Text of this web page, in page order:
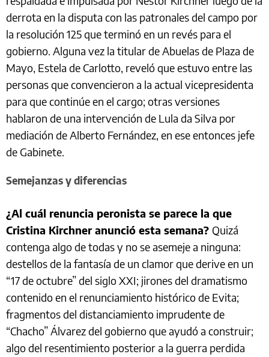
derrota en la disputa con las patronales del campo por
la resolución 125 que terminó en un revés para el
gobierno. Alguna vez la titular de Abuelas de Plaza de
Mayo, Estela de Carlotto, reveló que estuvo entre las
personas que convencieron a la actual vicepresidenta
para que continúe en el cargo; otras versiones
hablaron de una intervención de Lula da Silva por
mediación de Alberto Fernández, en ese entonces jefe
de Gabinete.
Semejanzas y diferencias
¿Al cuál renuncia peronista se parece la que
Cristina Kirchner anunció esta semana? Quizá
contenga algo de todas y no se asemeje a ninguna:
destellos de la fantasía de un clamor que derive en un
“17 de octubre” del siglo XXI; jirones del dramatismo
contenido en el renunciamiento histórico de Evita;
fragmentos del distanciamiento imprudente de
“Chacho” Álvarez del gobierno que ayudó a construir;
algo del resentimiento posterior a la guerra perdida